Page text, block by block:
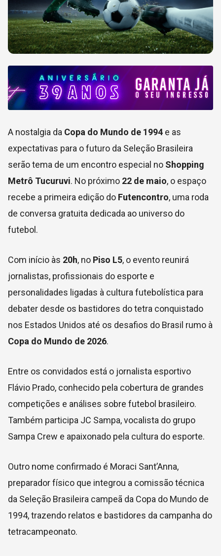
A nostalgia da Copa do Mundo de 1994 e as
expectativas para o futuro da Seleção Brasileira
serão tema de um encontro especial no Shopping
Metrô Tucuruvi. No próximo 22 de maio, o espaço
recebe a primeira edição do Futencontro, uma roda
de conversa gratuita dedicada ao universo do
futebol.
Com início às 20h, no Piso L5, o evento reunirá
jornalistas, profissionais do esporte e
personalidades ligadas à cultura futebolística para
debater desde os bastidores do tetra conquistado
nos Estados Unidos até os desafios do Brasil rumo à
Copa do Mundo de 2026.
Entre os convidados está o jornalista esportivo
Flávio Prado, conhecido pela cobertura de grandes
competições e análises sobre futebol brasileiro.
Também participa JC Sampa, vocalista do grupo
Sampa Crew e apaixonado pela cultura do esporte.
Outro nome confirmado é Moraci Sant’Anna,
preparador físico que integrou a comissão técnica
da Seleção Brasileira campeã da Copa do Mundo de
1994, trazendo relatos e bastidores da campanha do
tetracampeonato.